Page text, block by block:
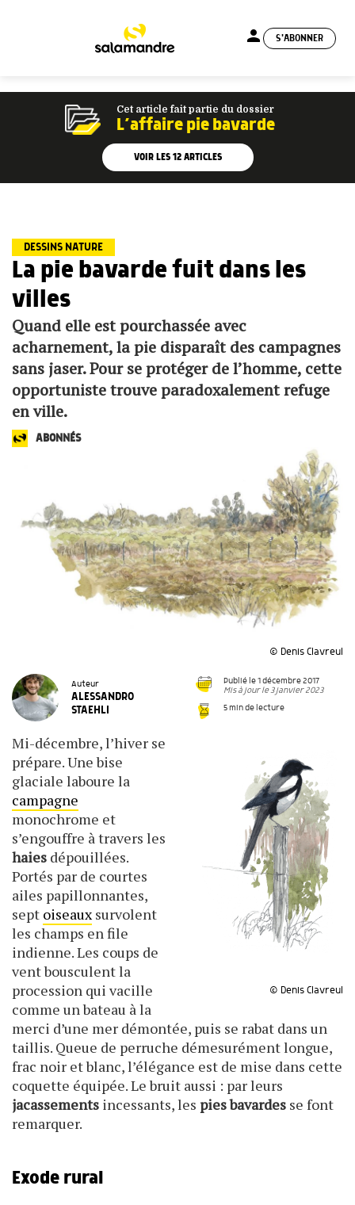
person S'ABONNER
Cet article fait partie du dossier
L’affaire pie bavarde
VOIR LES 12ARTICLES
DESSINS NATURE
La pie bavarde fuit dans les
villes
Quand elle est pourchassée avec
acharnement, la pie disparaît des campagnes
sans jaser. Pour se protéger de l’homme, cette
opportuniste trouve paradoxalement refuge
en ville.
ABONNÉS
© Denis Clavreul
Auteur
ALESSANDRO
STAEHLI
Publié le 1 décembre 2017
Mis à jour le 3 janvier 2023
5 min de lecture
© Denis Clavreul
Mi-décembre, l’hiver se
prépare. Une bise
glaciale laboure la
campagne
monochrome et
s’engouffre à travers les
haies dépouillées.
Portés par de courtes
ailes papillonnantes,
sept oiseaux survolent
les champs en file
indienne. Les coups de
vent bousculent la
procession qui vacille
comme un bateau à la
merci d’une mer démontée, puis se rabat dans un
taillis. Queue de perruche démesurément longue,
frac noir et blanc, l’élégance est de mise dans cette
coquette équipée. Le bruit aussi : par leurs
jacassements incessants, les pies bavardes se font
remarquer.
Exode rural